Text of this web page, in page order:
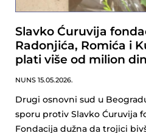
Slavko Ćuruvija
Radonjića, Romića i
plati više od milion
NUNS 15.05.2026.
Drugi osnovni sud u
sporu protiv Slavko Ćuruvija
Fondacija dužna da trojici